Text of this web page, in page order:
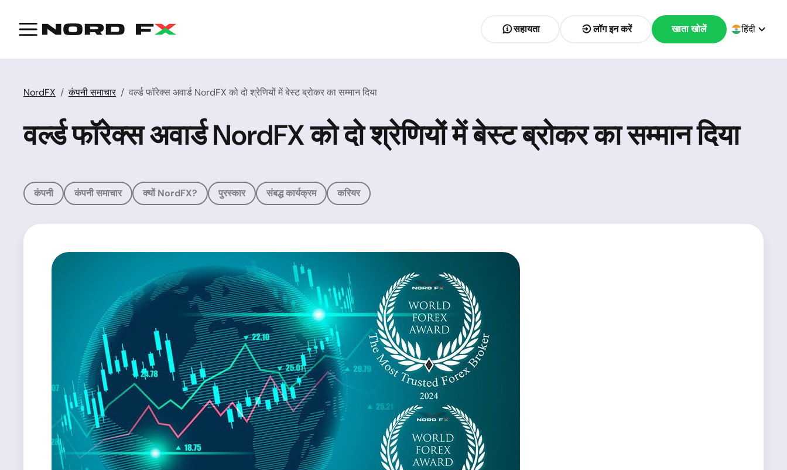
सहायता लॉग इन करें खाता खोलें हिंदी
NordFX कंपनी समाचार वर्ल्ड फॉरेक्स अवार्ड NordFX को दो श्रेणियों में बेस्ट ब्रोकर का सम्मान दिया
वर्ल्ड फॉरेक्स अवार्ड NordFX को दो श्रेणियों में बेस्ट ब्रोकर का सम्मान दिया
कंपनी कंपनी समाचार क्यों NordFX? पुरस्कार संबद्ध कार्यक्रम करियर